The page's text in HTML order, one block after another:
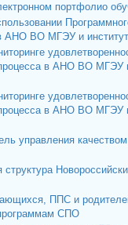
портфолио
АНО ВО МГЭУ и
процесса в АНО ВО МГЭУ
процесса в АНО ВО МГЭУ
управления
структура
ППС и
СПО